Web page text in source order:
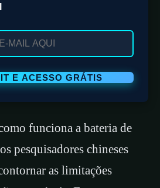
funciona a bateria de
pesquisadores chineses
as limitações